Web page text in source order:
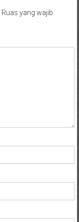
Ruas yang wajib